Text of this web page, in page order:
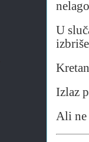
U
Izlaz
Ali ne